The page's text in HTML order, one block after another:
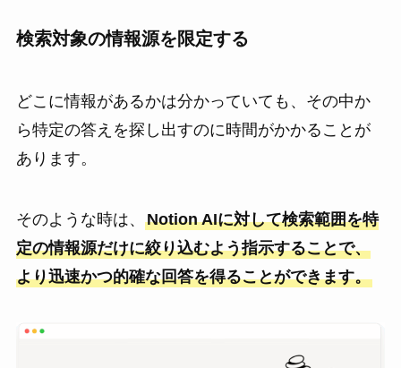
検索対象の情報源を限定する
どこに情報があるかは分かっていても、その中か
ら特定の答えを探し出すのに時間がかかることが
あります。
そのような時は、 Notion AIに対して検索範囲を特
定の情報源だけに絞り込むよう指示することで、
より迅速かつ的確な回答を得ることができます。